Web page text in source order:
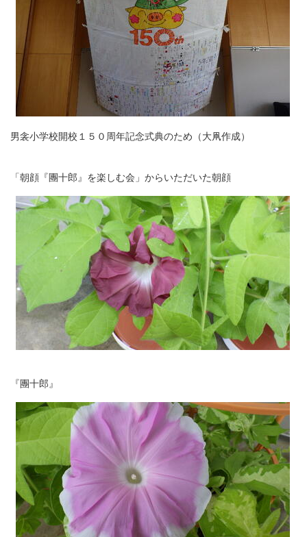
男衾小学校開校１５０周年記念式典のため（大凧作成）
「朝顔『團十郎』を楽しむ会」からいただいた朝顔
『團十郎』